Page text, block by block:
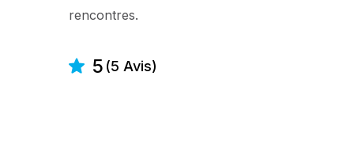
rencontres.
5 (5 Avis)